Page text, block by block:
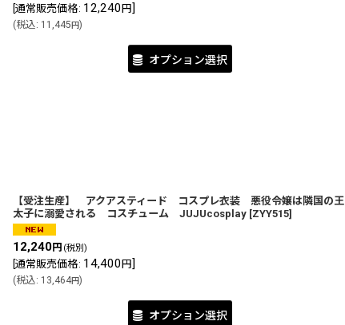
通常販売価格: 12,240 円]
(税込: 11,445 円)
オプション選択
【受注生産】 アクアスティード コスプレ衣装 悪役令嬢は隣国の王
太子に溺愛される コスチューム JUJUcosplay [ZYY515]
12,240円 (税別)
通常販売価格: 14,400 円]
(税込: 13,464円)
オプション選択